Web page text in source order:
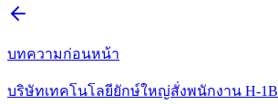
บทความก่อนหน้า
บริษัทเทคโนโลยียักษ์ใหญ่สั่งพนักงาน H-